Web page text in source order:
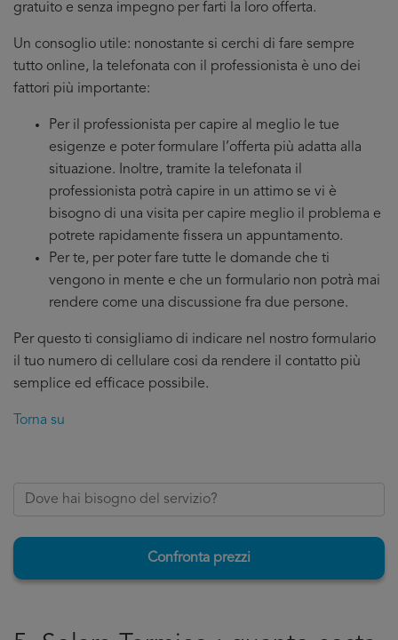
gratuito e senza impegno per farti la loro offerta.
Un consoglio utile: nonostante si cerchi di fare sempre
tutto online, la telefonata con il professionista è uno dei
fattori più importante:
Per il professionista per capire al meglio le tue
esigenze e poter formulare l’offerta più adatta alla
situazione. Inoltre, tramite la telefonata il
professionista potrà capire in un attimo se vi è
bisogno di una visita per capire meglio il problema e
potrete rapidamente fissera un appuntamento.
Per te, per poter fare tutte le domande che ti
vengono in mente e che un formulario non potrà mai
rendere come una discussione fra due persone.
Per questo ti consigliamo di indicare nel nostro formulario
il tuo numero di cellulare cosi da rendere il contatto più
semplice ed efficace possibile.
Torna su
Confronta prezzi